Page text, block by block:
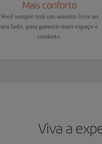
Mais conforto
Você sempre terá um assento livre ao
seu lado, para garantir mais espaço e
conforto.
Viva a